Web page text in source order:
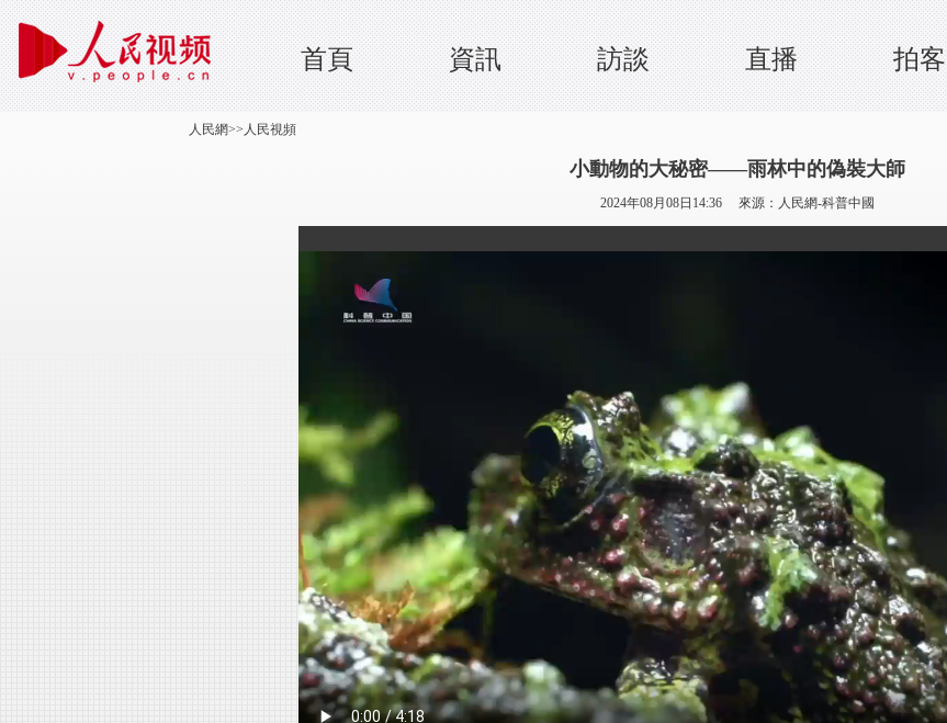
首頁 資訊 訪談 直播 拍客
人民網>> 人民視頻
小動物的大秘密——雨林中的偽裝大師
2024年08月08日14:36 來源： 人民網-科普中國